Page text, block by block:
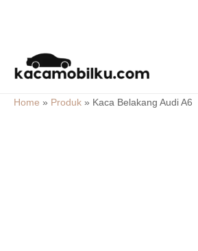
content
Home » Produk » Kaca Belakang Audi A6